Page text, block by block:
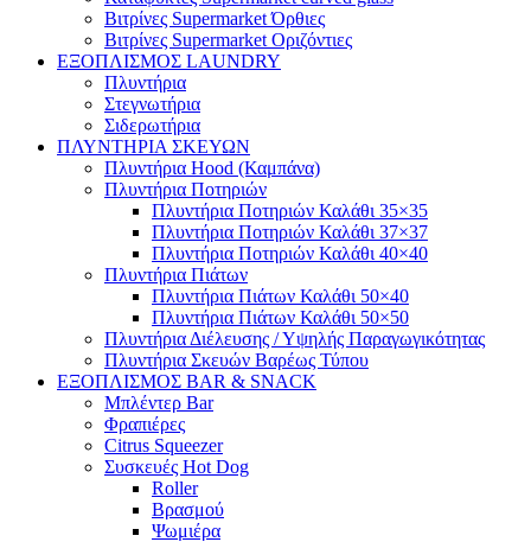
Βιτρίνες Supermarket Όρθιες
Βιτρίνες Supermarket Οριζόντιες
ΕΞΟΠΛΙΣΜΟΣ LAUNDRY
Πλυντήρια
Στεγνωτήρια
Σιδερωτήρια
ΠΛΥΝΤΗΡΙΑ ΣΚΕΥΩΝ
Πλυντήρια Hood (Καμπάνα)
Πλυντήρια Ποτηριών
Πλυντήρια Ποτηριών Καλάθι 35×35
Πλυντήρια Ποτηριών Καλάθι 37×37
Πλυντήρια Ποτηριών Καλάθι 40×40
Πλυντήρια Πιάτων
Πλυντήρια Πιάτων Καλάθι 50×40
Πλυντήρια Πιάτων Καλάθι 50×50
Πλυντήρια Διέλευσης / Υψηλής Παραγωγικότητας
Πλυντήρια Σκευών Βαρέως Τύπου
ΕΞΟΠΛΙΣΜΟΣ BAR & SNACK
Μπλέντερ Bar
Φραπιέρες
Citrus Squeezer
Συσκευές Hot Dog
Roller
Βρασμού
Ψωμιέρα